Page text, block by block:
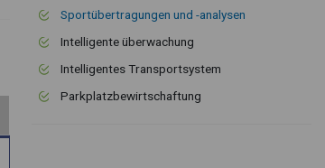
Sportübertragungen und -analysen
Intelligente überwachung
Intelligentes Transportsystem
Parkplatzbewirtschaftung